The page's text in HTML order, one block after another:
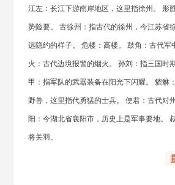
江左：长江下游南岸地区，这里指徐州。 形
势险要。 古徐州：指古代的徐州，今江苏省
远隐约的样子。 危楼：高楼。 鼓角：古代军
火：古代边境报警的烟火。 孙刘：指三国时
甲：指军队的武器装备在阳光下闪耀。 貔貅
野兽，这里指代勇猛的士兵。 使君：古代对
阳：今湖北省襄阳市，历史上是军事要地。
将关羽。